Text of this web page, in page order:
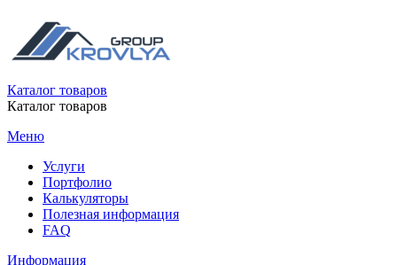
Каталог товаров
Каталог товаров
Меню
Услуги
Портфолио
Калькуляторы
Полезная информация
FAQ
Информация